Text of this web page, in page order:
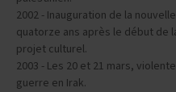
2002 - Inauguration de la
quatorze ans après le début de
projet culturel.
2003 - Les 20 et 21 mars,
guerre en Irak.